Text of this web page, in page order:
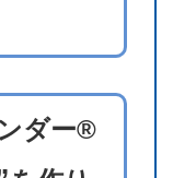
ダー®